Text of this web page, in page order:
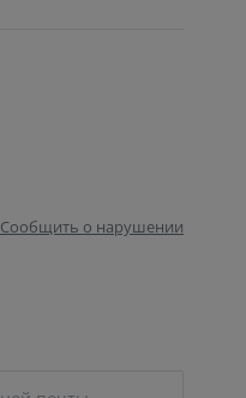
Сообщить о нарушении